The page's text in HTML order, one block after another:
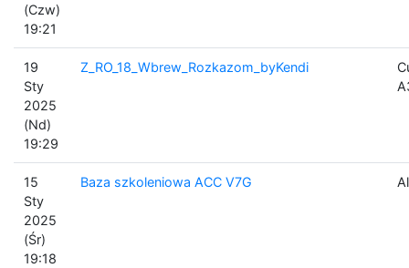
(Czw)
19:21
19
Sty
2025
(Nd)
19:29
Z_RO_18_Wbrew_Rozkazom_byKendi
15
Sty
2025
(Śr)
19:18
Baza szkoleniowa ACC V7G